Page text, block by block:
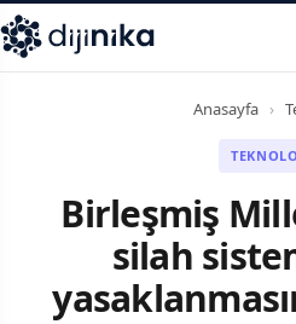
,Marmara Mahallesi,
Anasayfa ›
Birleşmiş
silah